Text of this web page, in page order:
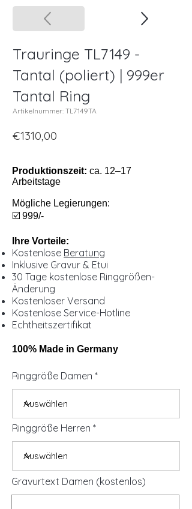
Trauringe TL7149 -
Tantal (poliert) | 999er
Tantal Ring
Artikelnummer: TL7149TA
€1310,00
Produktionszeit: ca. 12–17
Arbeitstage
Mögliche Legierungen:
☑️ 999/-
Ihre Vorteile:
Kostenlose Beratung
Inklusive Gravur & Etui
30 Tage kostenlose Ringgrößen-
Änderung
Kostenloser Versand
Kostenlose Service-Hotline
Echtheitszertifikat
100% Made in Germany
Ringgröße Damen
Ringgröße Herren
Gravurtext Damen (kostenlos)